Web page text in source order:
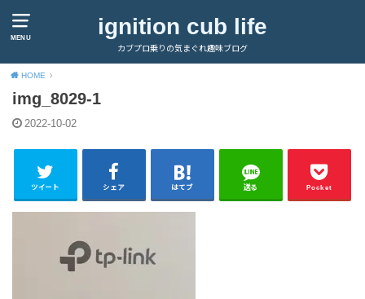
MENU ignition cub life
カブプロ乗りの気まぐれ趣味ブログ
HOME
img_8029-1
2022-10-02
ツイート シェア はてブ 送る Pocket